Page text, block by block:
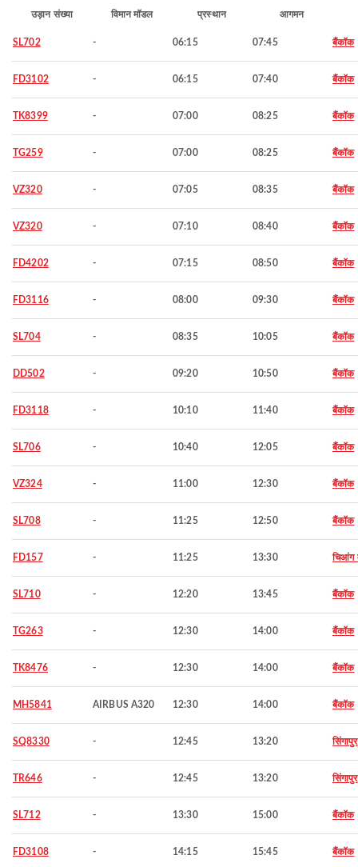
उड़ान संख्या विमान मॉडल प्रस्थान आगमन
SL702 - 06:15 07:45 बैंकॉक
FD3102 - 06:15 07:40 बैंकॉक
TK8399 - 07:00 08:25 बैंकॉक
TG259 - 07:00 08:25 बैंकॉक
VZ320 - 07:05 08:35 बैंकॉक
VZ320 - 07:10 08:40 बैंकॉक
FD4202 - 07:15 08:50 बैंकॉक
FD3116 - 08:00 09:30 बैंकॉक
SL704 - 08:35 10:05 बैंकॉक
DD502 - 09:20 10:50 बैंकॉक
FD3118 - 10:10 11:40 बैंकॉक
SL706 - 10:40 12:05 बैंकॉक
VZ324 - 11:00 12:30 बैंकॉक
SL708 - 11:25 12:50 बैंकॉक
FD157 - 11:25 13:30 चिआंग
SL710 - 12:20 13:45 बैंकॉक
TG263 - 12:30 14:00 बैंकॉक
TK8476 - 12:30 14:00 बैंकॉक
MH5841 AIRBUS A320 12:30 14:00 बैंकॉक
SQ8330 - 12:45 13:20 सिंगापुर
TR646 - 12:45 13:20 सिंगापुर
SL712 - 13:30 15:00 बैंकॉक
FD3108 - 14:15 15:45 बैंकॉक